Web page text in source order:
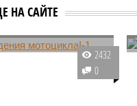
НА САЙТЕ
1
так что
А заодно
2432
0